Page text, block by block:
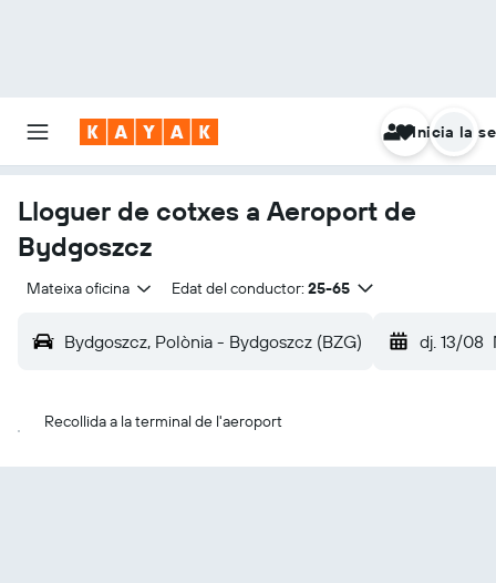
Inicia la
Lloguer de cotxes a Aeroport de
Bydgoszcz
Mateixa oficina Edat del conductor: 25-65
Bydgoszcz, Polònia - Bydgoszcz (BZG) dj. 13/08
Recollida a la terminal de l'aeroport